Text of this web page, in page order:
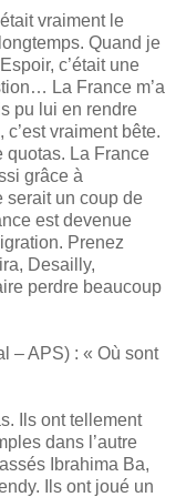
vraiment le
Quand je
c’était une
La France m’a
pu lui en rendre
vraiment bête.
quotas. La France
grâce à
serait un coup de
est devenue
Prenez
Desailly,
perdre beaucoup
– APS) : « Où sont
Ils ont tellement
dans l’autre
Ibrahima Ba,
Ils ont joué un